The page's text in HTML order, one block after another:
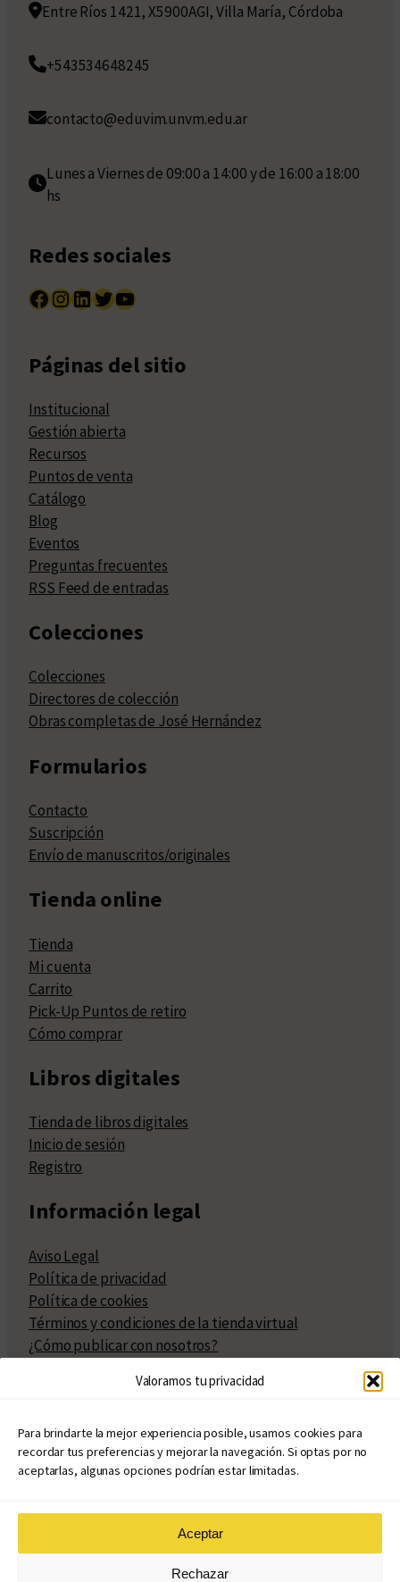
Valoramos tu privacidad
Para brindarte la mejor experiencia posible, usamos cookies para
recordar tus preferencias y mejorar la navegación. Si optas por no
aceptarlas, algunas opciones podrían estar limitadas.
Aceptar
Rechazar
Entre Ríos 1421, X5900AGI, Villa María, Córdoba
+543534648245
contacto@eduvim.unvm.edu.ar
Lunes a Viernes de 09:00 a 14:00 y de 16:00 a 18:00
hs
Redes sociales
Facebook InstagramLinkedIn Twitter YouTube
Páginas del sitio
Institucional
Gestión abierta
Recursos
Puntos de venta
Catálogo
Blog
Eventos
Preguntas frecuentes
RSS Feed de entradas
Colecciones
Colecciones
Directores de colección
Obras completas de José Hernández
Formularios
Contacto
Suscripción
Envío de manuscritos/originales
Tienda online
Tienda
Mi cuenta
Carrito
Pick-Up Puntos de retiro
Cómo comprar
Libros digitales
Tienda de libros digitales
Inicio de sesión
Registro
Información legal
Aviso Legal
Política de privacidad
Política de cookies
Términos y condiciones de la tienda virtual
¿Cómo publicar con nosotros?
Políticas de publicación
Políticas de coedición
Atribuciones